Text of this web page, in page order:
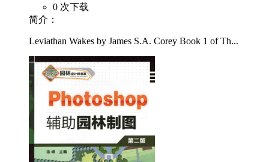
0 次下载
简介：
Leviathan Wakes by James S.A. Corey Book 1 of Th...